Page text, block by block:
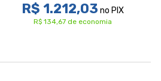
R$ 1.212,03 no PIX
R$ 134,67 de economia